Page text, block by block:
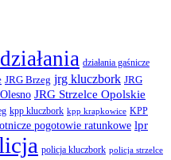
działania działania gaśnicze
JRG Brzeg jrg kluczbork JRG
JRG Strzelce Opolskie
kpp kluczbork kpp krapkowice KPP
pogotowie ratunkowe lpr
policja kluczbork policja strzelce